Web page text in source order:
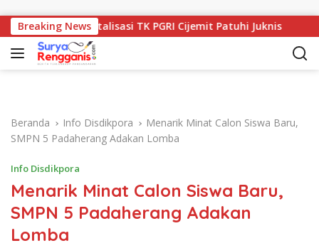
Breaking NewsTK PGRI Cijemit Patuhi Juknis Kunjungan
Beranda Info Disdikpora
Menarik Minat Calon Siswa Baru,
SMPN 5 Padaherang Adakan Lomba
Info Disdikpora
Menarik Minat Calon Siswa Baru,
SMPN 5 Padaherang Adakan
Lomba